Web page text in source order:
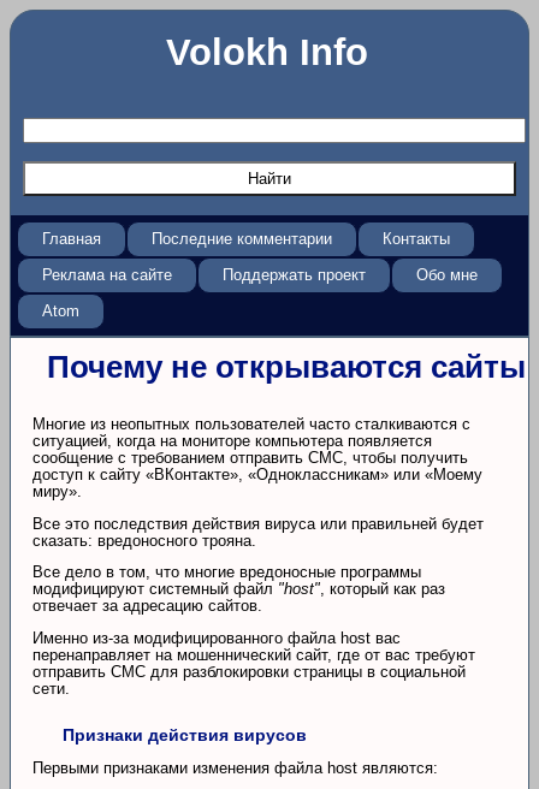
Volokh Info
Главная Последние комментарии
Контакты
Реклама на сайте
Поддержать проект
Обо мне
Atom
Почему не открываются сайты
Многие из неопытных пользователей часто сталкиваются с
ситуацией, когда на мониторе компьютера появляется
сообщение с требованием отправить СМС, чтобы получить
доступ к сайту «ВКонтакте», «Одноклассникам» или «Моему
миру».
Все это последствия действия вируса или правильней будет
сказать: вредоносного трояна.
Все дело в том, что многие вредоносные программы
модифицируют системный файл "host", который как раз
отвечает за адресацию сайтов.
Именно из-за модифицированного файла host вас
перенаправляет на мошеннический сайт, где от вас требуют
отправить СМС для разблокировки страницы в социальной
сети.
Признаки действия вирусов
Первыми признаками изменения файла host являются: